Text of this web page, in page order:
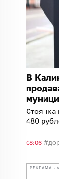
В
Стоянка
480
08:06
РЕКЛАМА •